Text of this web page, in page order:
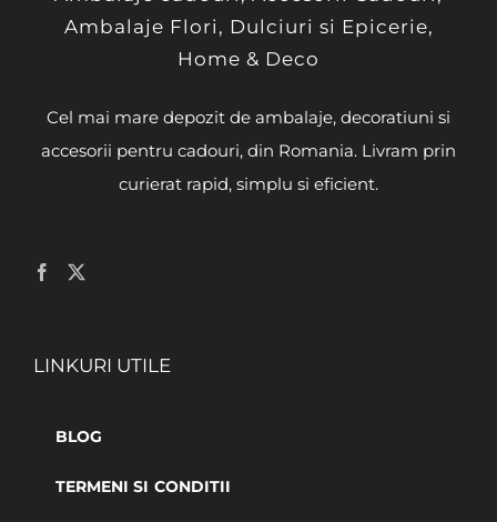
Ambalaje Flori, Dulciuri si Epicerie,
Home & Deco
Cel mai mare depozit de ambalaje, decoratiuni si
accesorii pentru cadouri, din Romania. Livram prin
curierat rapid, simplu si eficient.
LINKURI UTILE
BLOG
TERMENI SI CONDITII